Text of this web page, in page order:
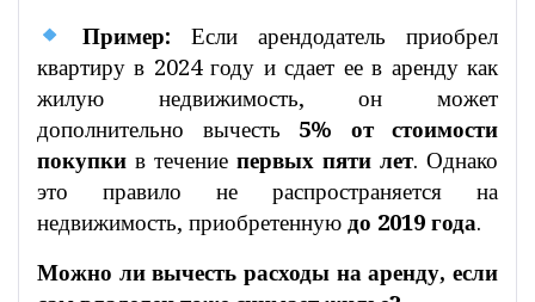
Пример:Если арендодатель приобрел
квартиру в 2024 году и сдает ее в аренду как
жилую недвижимость, он может
дополнительно вычесть 5% от стоимости
покупки в течение первых пяти лет. Однако
это правило не распространяется на
недвижимость, приобретенную до 2019 года.
Можно ли вычесть расходы на аренду, если